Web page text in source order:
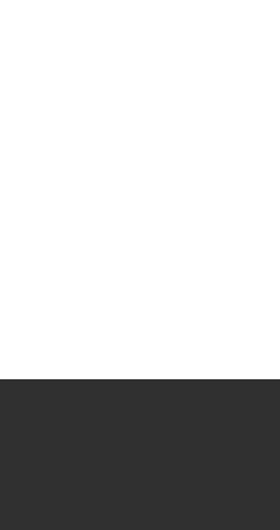
assistência técnica